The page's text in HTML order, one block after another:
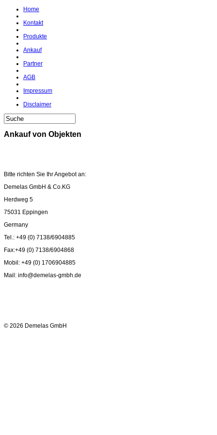
Home
Kontakt
Produkte
Ankauf
Partner
AGB
Impressum
Disclaimer
Ankauf von Objekten
Bitte richten Sie Ihr Angebot an:
Demelas GmbH & Co.KG
Herdweg 5
75031 Eppingen
Germany
Tel.: +49 (0) 7138/6904885
Fax:+49 (0) 7138/6904868
Mobil: +49 (0) 1706904885
Mail: info@demelas-gmbh.de
© 2026 Demelas GmbH